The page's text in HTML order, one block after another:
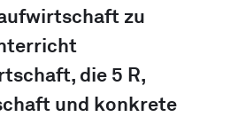
zu
die 5 R,
und konkrete